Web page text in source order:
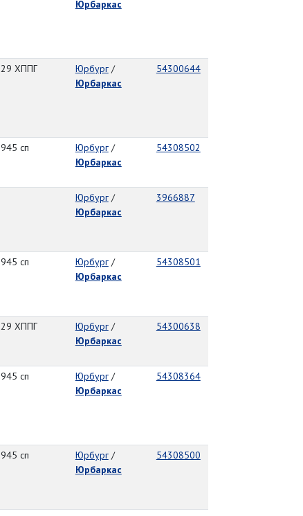
Юрбаркас
29 ХППГ Юрбург/
Юрбаркас
54300644
945 сп Юрбург/
Юрбаркас
54308502
Юрбург/
Юрбаркас
3966887
945 сп Юрбург/
Юрбаркас
54308501
29 ХППГ Юрбург/
Юрбаркас
54300638
945 сп Юрбург/
Юрбаркас
54308364
945 сп Юрбург/
Юрбаркас
54308500